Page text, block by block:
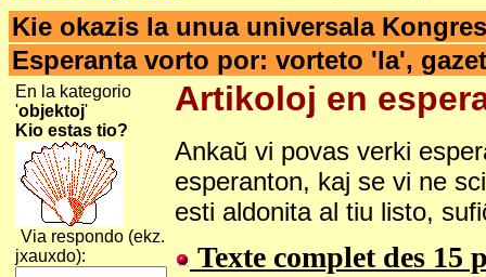
Kie okazis la unua universala
Esperanta vorto por: vorteto 'la',
En la kategorio
'objektoj'
Kio estas tio?
Via respondo (ekz.
jxauxdo):
Artikoloj en
Ankaŭ vi povas verki
esperanton, kaj se vi ne
esti aldonita al tiu listo,
Texte complet des 15